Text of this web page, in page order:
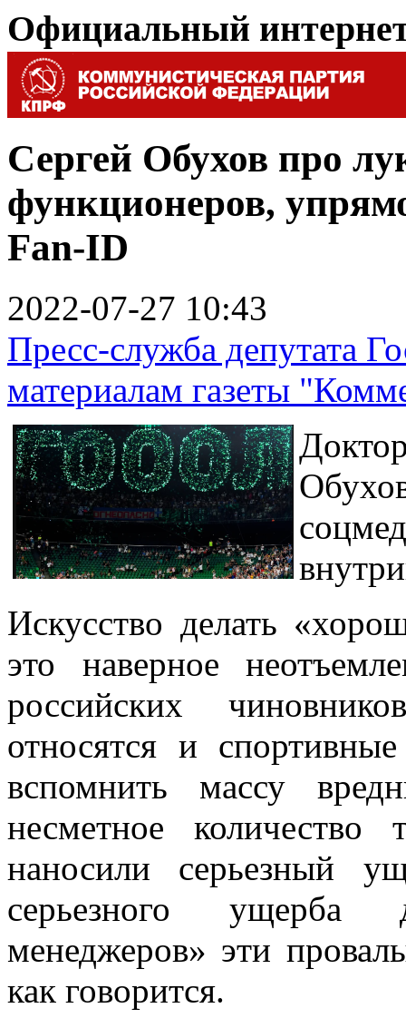
Официальный
Сергей Обухов про
функционеров,
Fan-ID
2022-07-27 10:43
Пресс-служба депутата
материалам газеты
Искусство делать
это наверное
российских
относятся и
вспомнить массу
несметное количество
наносили серьезный
серьезного ущерба
менеджеров» эти
как говорится.